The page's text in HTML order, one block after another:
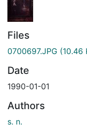
Files
0700697.JPG (10.46
Date
1990-01-01
Authors
s. n.